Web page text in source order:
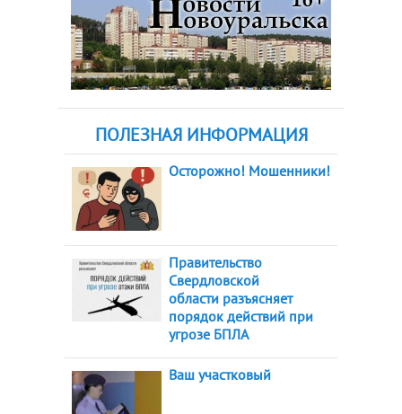
ПОЛЕЗНАЯ ИНФОРМАЦИЯ
Осторожно! Мошенники!
Правительство
Свердловской
области разъясняет
порядок действий при
угрозе БПЛА
Ваш участковый